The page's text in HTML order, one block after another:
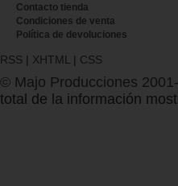
Contacto tienda
Condiciones de venta
Política de devoluciones
RSS | XHTML | CSS
© Majo Producciones
total de la información